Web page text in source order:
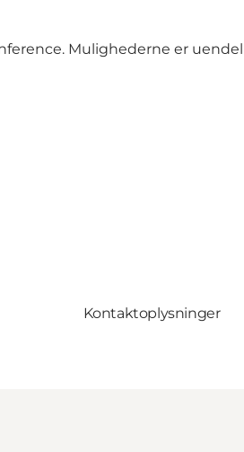
Mulighederne er
Kontaktoplysninger